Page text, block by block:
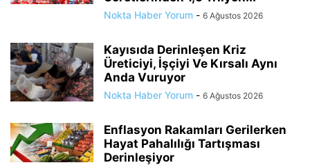
Nokta Haber Yorum - 6 Ağustos 2026
Kayısıda Derinleşen Kriz
Üreticiyi, İşçiyi Ve Kırsalı Aynı
Anda Vuruyor
Nokta Haber Yorum - 6 Ağustos 2026
Enflasyon Rakamları Gerilerken
Hayat Pahalılığı Tartışması
Derinleşiyor